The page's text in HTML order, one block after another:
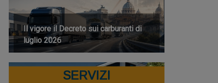
Il vigore il Decreto sui carburanti di
luglio 2026
SERVIZI